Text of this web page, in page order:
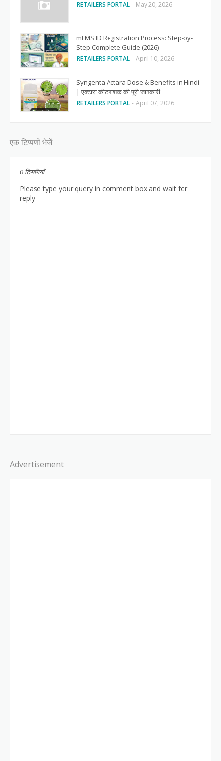
RETAILERS PORTAL - May 20, 2026
mFMS ID Registration Process: Step-by-
Step Complete Guide (2026)
RETAILERS PORTAL - April 10, 2026
Syngenta Actara Dose & Benefits in Hindi
| एक्टारा कीटनाशक की पूरी जानकारी
RETAILERS PORTAL - April 07, 2026
एक टिप्पणी भेजें
0 टिप्पणियाँ
Please type your query in comment box and wait for
reply
Advertisement